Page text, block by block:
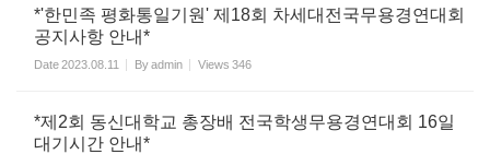
*'한민족 평화통일기원' 제18회 차세대전국무용경연대회
공지사항 안내*
Date2023.08.11 Byadmin Views 346
*제2회 동신대학교 총장배 전국학생무용경연대회 16일
대기시간 안내*